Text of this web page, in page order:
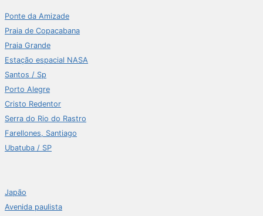
Ponte da Amizade
Praia de Copacabana
Praia Grande
Estação espacial NASA
Santos / Sp
Porto Alegre
Cristo Redentor
Serra do Rio do Rastro
Farellones, Santiago
Ubatuba / SP
Japão
Avenida paulista